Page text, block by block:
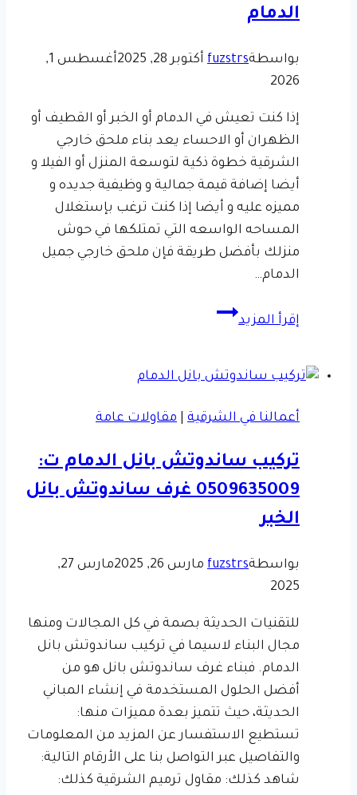
الدمام
بواسطةfuzstrs أكتوبر 28, 2025
أغسطس 1,
2026
إذا كنت تعيش في الدمام أو الخبر أو القطيف أو
الظهران أو الاحساء يعد بناء ملحق خارجي
الشرقية خطوة ذكية لتوسعة المنزل أو الفيلا و
أيضا إضافة قيمة جمالية و وظيفية جديده و
مميزه عليه و أيضا إذا كنت ترغب بإستغلال
المساحه الواسعه التي تمتلكها في حوش
منزلك بأفضل طريقة فإن ملحق خارجي جميل
الدمام…
إقرأ المزيد
بناء
الشرقية
0509635009
ملحق
خارجي
أعمالنا في الشرقية مقاولات عامة
تركيب ساندوتش بانل الدمام ت:
0509635009 غرف ساندوتش بانل
الخبر
بواسطةfuzstrs مارس 26, 2025
مارس 27,
2025
للتقنيات الحديثة بصمة في كل المجالات ومنها
مجال البناء لاسيما في تركيب ساندوتش بانل
الدمام. فبناء غرف ساندوتش بانل هو من
أفضل الحلول المستخدمة في إنشاء المباني
الحديثة، حيث تتميز بعدة مميزات منها:
تستطيع الاستفسار عن المزيد من المعلومات
والتفاصيل عبر التواصل بنا على الأرقام التالية:
شاهد كذلك: مقاول ترميم الشرقية كذلك: